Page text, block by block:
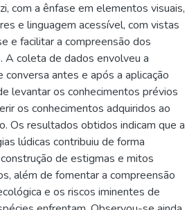
com a ênfase em elementos visuais,
e linguagem acessível, com vistas
e facilitar a compreensão dos
A coleta de dados envolveu a
conversa antes e após a aplicação
levantar os conhecimentos prévios
os conhecimentos adquiridos ao
Os resultados obtidos indicam que a
lúdicas contribuiu de forma
de estigmas e mitos
além de fomentar a compreensão
e os riscos iminentes de